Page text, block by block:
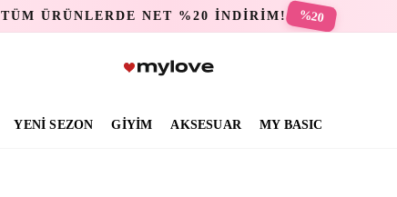
TÜM ÜRÜNLERDE NET %20 İNDİRİM! %20
YENİ SEZON GİYİM AKSESUAR MY BASIC